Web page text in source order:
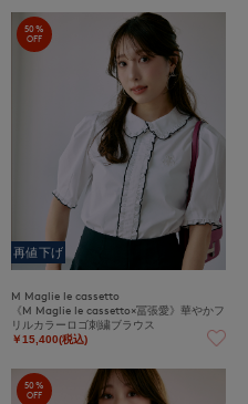
50%
OFF
再値下げ
M Maglie le cassetto
《M Maglie le cassetto×冨張愛》華やかフ
リルカラーロゴ刺繍ブラウス
￥15,400(税込)
50%
OFF